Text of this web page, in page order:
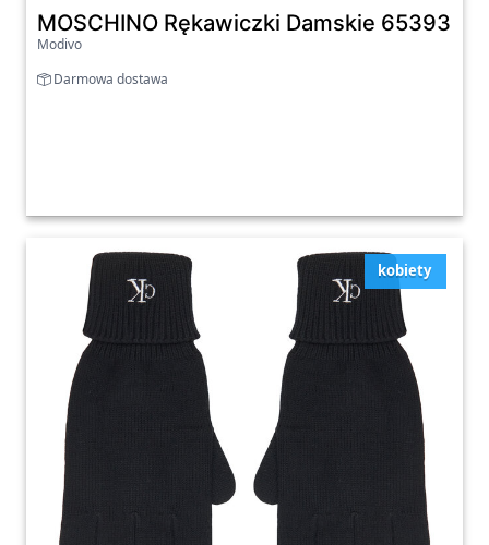
MOSCHINO Rękawiczki Damskie 65393
Modivo
Darmowa dostawa
kobiety